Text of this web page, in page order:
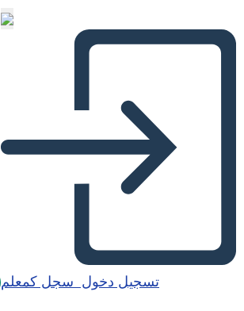
تسجيل دخول سجل كمعلم